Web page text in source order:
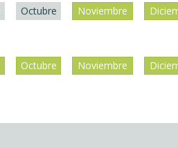
Octubre Noviembre
Octubre Noviembre